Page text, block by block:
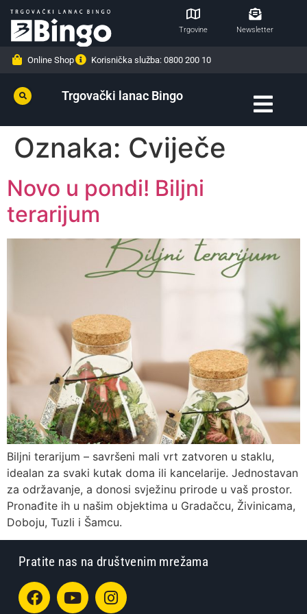
Trgovine Newsletter
Online Shop Korisnička služba: 0800 200 10
Trgovački lanac Bingo
Oznaka: Cviječe
Novo u pondi! Biljni
terarijum
Biljni terarijum – savršeni mali vrt zatvoren u staklu,
idealan za svaki kutak doma ili kancelarije. Jednostavan
za održavanje, a donosi svježinu prirode u vaš prostor.
Pronađite ih u našim objektima u Gradačcu, Živinicama,
Doboju, Tuzli i Šamcu.
Pratite nas na društvenim mrežama